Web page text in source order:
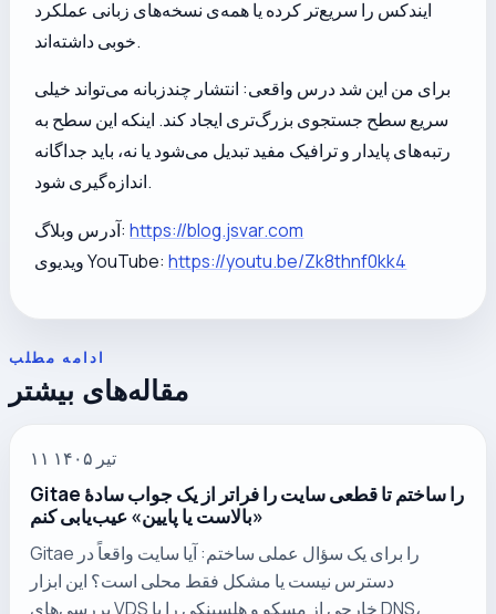
ایندکس را سریع‌تر کرده یا همه‌ی نسخه‌های زبانی عملکرد
خوبی داشته‌اند.
برای من این شد درس واقعی: انتشار چندزبانه می‌تواند خیلی
سریع سطح جستجوی بزرگ‌تری ایجاد کند. اینکه این سطح به
رتبه‌های پایدار و ترافیک مفید تبدیل می‌شود یا نه، باید جداگانه
اندازه‌گیری شود.
آدرس وبلاگ:https://blog.jsvar.com
ویدیوی YouTube:https://youtu.be/Zk8thnf0kk4
ادامه مطلب
مقاله‌های بیشتر
۱۱ تیر ۱۴۰۵
Gitae را ساختم تا قطعی سایت را فراتر از یک جواب سادهٔ
«بالاست یا پایین» عیب‌یابی کنم
Gitae را برای یک سؤال عملی ساختم: آیا سایت واقعاً در
دسترس نیست یا مشکل فقط محلی است؟ این ابزار
بررسی‌های VDS خارجی از مسکو و هلسینکی را با DNS،